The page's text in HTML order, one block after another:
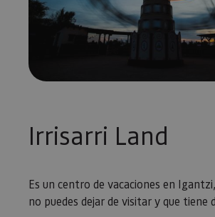
Irrisarri Land
Es un centro de vacaciones en
no puedes dejar de visitar y que tiene